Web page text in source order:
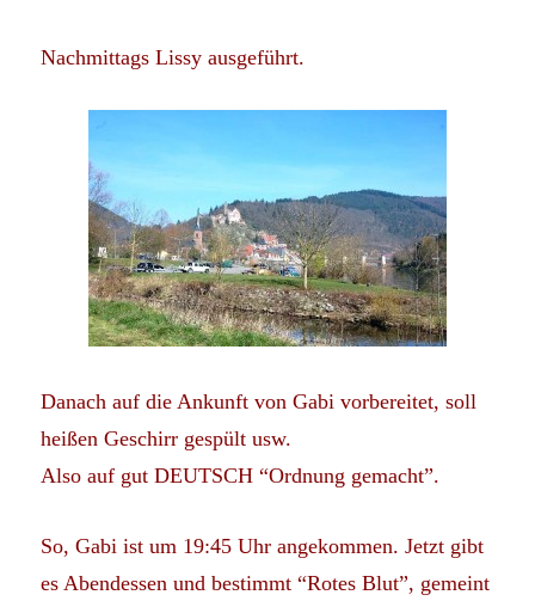
Nachmittags Lissy ausgeführt.
Danach auf die Ankunft von Gabi vorbereitet, soll
heißen Geschirr gespült usw.
Also auf gut DEUTSCH “Ordnung gemacht”.
So, Gabi ist um 19:45 Uhr angekommen. Jetzt gibt
es Abendessen und bestimmt “Rotes Blut”, gemeint